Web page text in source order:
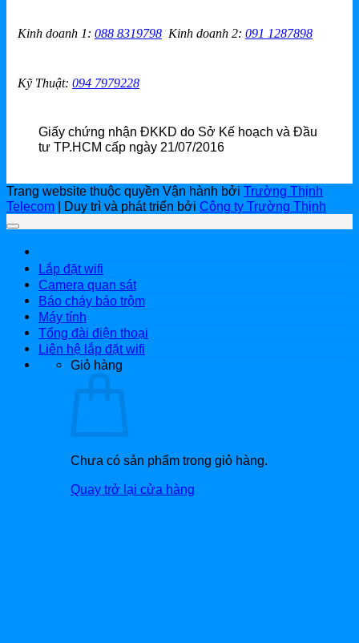
Kinh doanh 1: 088 8319798 Kinh doanh 2: 091 1287898
Kỹ Thuật: 094 7979228
Giấy chứng nhận ĐKKD do Sở Kế hoạch và Đầu
tư TP.HCM cấp ngày 21/07/2016
Trang website thuộc quyền Vận hành bởi Trường Thịnh
Telecom | Duy trì và phát triển bởi Công ty Trường Thịnh
Lắp đặt wifi
Camera quan sát
Báo cháy báo trộm
Máy tính
Tổng đài điện thoại
Liên hệ lắp đặt wifi
Giỏ hàng
Chưa có sản phẩm trong giỏ hàng.
Quay trở lại cửa hàng